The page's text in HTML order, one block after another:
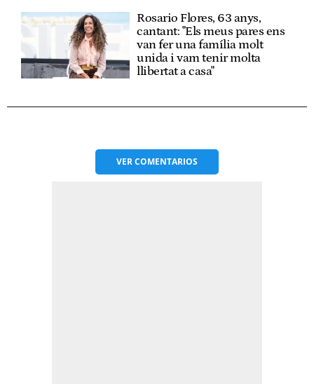
Rosario Flores, 63 anys,
cantant: "Els meus pares ens
van fer una família molt
unida i vam tenir molta
llibertat a casa"
VERCOMENTARIOS